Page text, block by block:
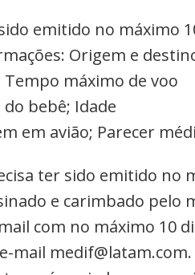
emitido no máximo
Origem e
máximo de voo
bebê; Idade
em avião; Parecer
ter sido emitido no
e carimbado pelo
com no máximo 10
mail medif@latam.com